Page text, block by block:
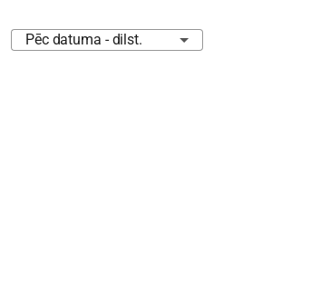
Nav izvēlēts
Pēc datuma - dilst.